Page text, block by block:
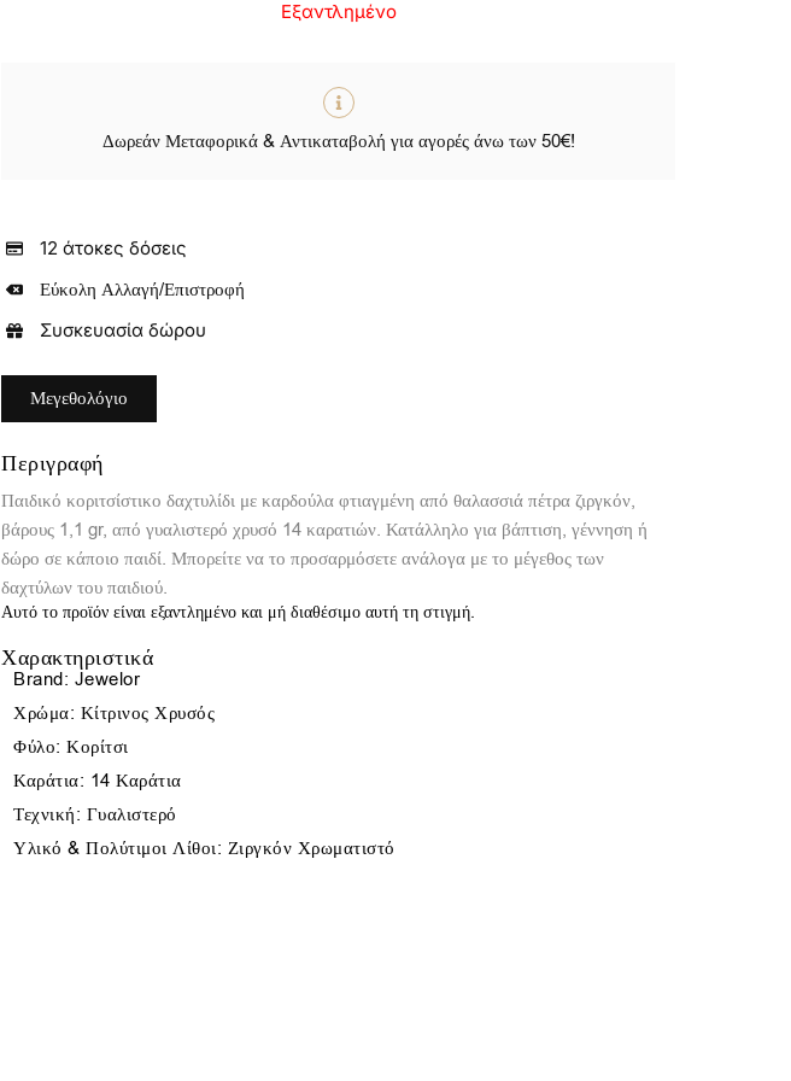
Εξαντλημένο
Δωρεάν Μεταφορικά & Αντικαταβολή για αγορές άνω των 50€!
12 άτοκες δόσεις
Εύκολη Αλλαγή/Επιστροφή
Συσκευασία δώρου
Μεγεθολόγιο
Περιγραφή
Παιδικό κοριτσίστικο δαχτυλίδι με καρδούλα φτιαγμένη από θαλασσιά πέτρα ζιργκόν,
βάρους 1,1 gr, από γυαλιστερό χρυσό 14 καρατιών. Κατάλληλο για βάπτιση, γέννηση ή
δώρο σε κάποιο παιδί. Μπορείτε να το προσαρμόσετε ανάλογα με το μέγεθος των
δαχτύλων του παιδιού.
Αυτό το προϊόν είναι εξαντλημένο και μή διαθέσιμο αυτή τη στιγμή.
Χαρακτηριστικά
Brand: Jewelor
Χρώμα: Κίτρινος Χρυσός
Φύλο: Κορίτσι
Καράτια: 14 Καράτια
Τεχνική: Γυαλιστερό
Υλικό & Πολύτιμοι Λίθοι: Ζιργκόν Χρωματιστό